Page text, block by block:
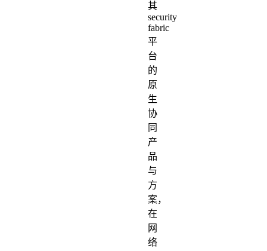
其
security
fabric
平
台
的
原
生
协
同
产
品
与
方
案，
在
网
络